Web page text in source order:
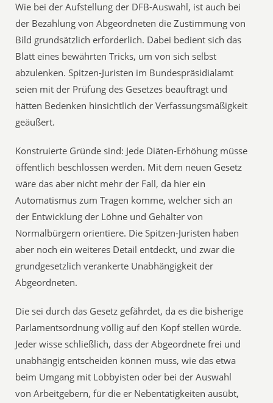
Wie bei der Aufstellung der DFB-Auswahl, ist auch bei
der Bezahlung von Abgeordneten die Zustimmung von
Bild grundsätzlich erforderlich. Dabei bedient sich das
Blatt eines bewährten Tricks, um von sich selbst
abzulenken. Spitzen-Juristen im Bundespräsidialamt
seien mit der Prüfung des Gesetzes beauftragt und
hätten Bedenken hinsichtlich der Verfassungsmäßigkeit
geäußert.
Konstruierte Gründe sind: Jede Diäten-Erhöhung müsse
öffentlich beschlossen werden. Mit dem neuen Gesetz
wäre das aber nicht mehr der Fall, da hier ein
Automatismus zum Tragen komme, welcher sich an
der Entwicklung der Löhne und Gehälter von
Normalbürgern orientiere. Die Spitzen-Juristen haben
aber noch ein weiteres Detail entdeckt, und zwar die
grundgesetzlich verankerte Unabhängigkeit der
Abgeordneten.
Die sei durch das Gesetz gefährdet, da es die bisherige
Parlamentsordnung völlig auf den Kopf stellen würde.
Jeder wisse schließlich, dass der Abgeordnete frei und
unabhängig entscheiden können muss, wie das etwa
beim Umgang mit Lobbyisten oder bei der Auswahl
von Arbeitgebern, für die er Nebentätigkeiten ausübt,